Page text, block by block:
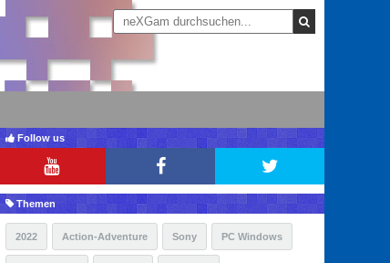
Follow us
Themen
2022 Action-Adventure Sony PC Windows